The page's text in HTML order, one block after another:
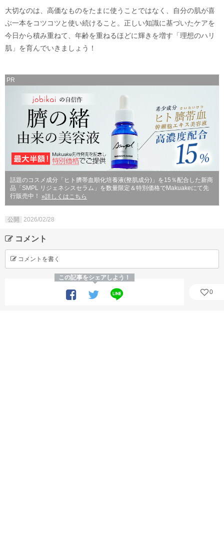
大切なのは、高価なものをたまに使うことではなく、自分の肌が喜
ぶ一本をコツコツと使い続けること。正しい知識に基づいたケアを
今日から積み重ねて、年齢を重ねるほどに輝きを増す「理想のハリ
肌」を育んでいきましょう！
PR
話題のコスメ成分「ヒト臍帯血順化培養液(整肌成分)」を15％配合した新商
品「SMPL リジェネシスセラム」を数量限定＆特別価格でMakuakeにて先
行販売中！ »詳しくはこちら
公開 2026/02/28
コメント
コメントを書く
この記事をシェアしよう！
0